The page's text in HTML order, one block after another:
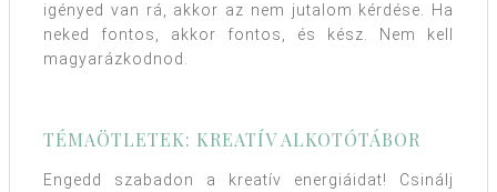
igényed van rá, akkor az nem jutalom kérdése. Ha
neked fontos, akkor fontos, és kész. Nem kell
magyarázkodnod.
TÉMAÖTLETEK: KREATÍV ALKOTÓTÁBOR
Engedd szabadon a kreatív energiáidat! Csinálj